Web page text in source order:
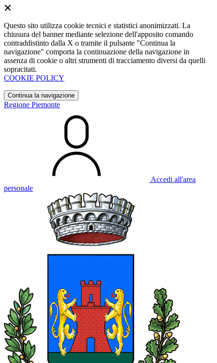
Questo sito utilizza cookie tecnici e statistici anonimizzati. La
chiusura del banner mediante selezione dell'apposito comando
contraddistinto dalla X o tramite il pulsante "Continua la
navigazione" comporta la continuazione della navigazione in
assenza di cookie o altri strumenti di tracciamento diversi da quelli
sopracitati.
COOKIE POLICY
Continua la navigazione
Regione Piemonte
Accedi all'area
personale